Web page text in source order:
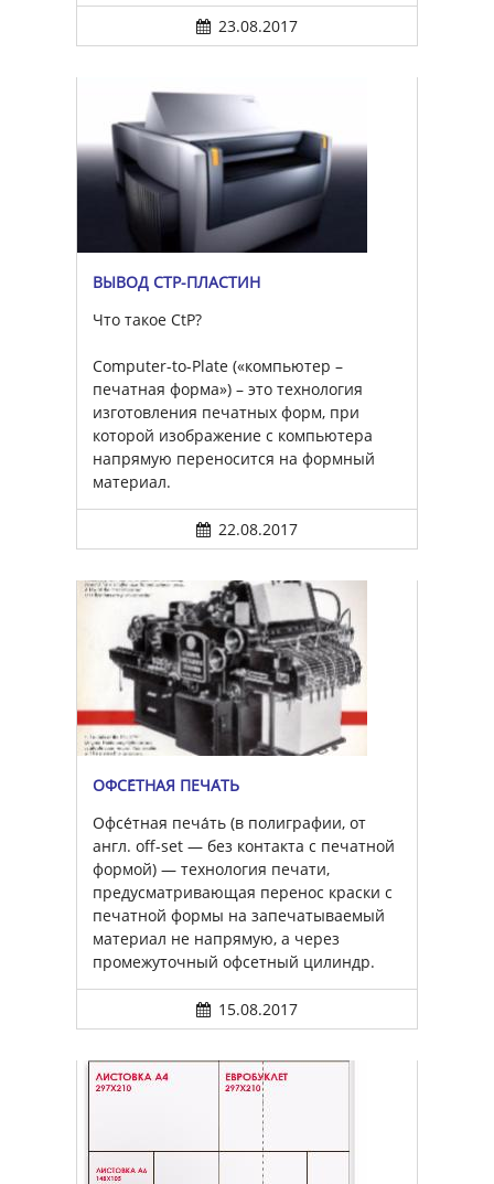
23.08.2017
ВЫВОД CTP-ПЛАСТИН
Что такое CtP?
Computer-to-Plate («компьютер –
печатная форма») – это технология
изготовления печатных форм, при
которой изображение с компьютера
напрямую переносится на формный
материал.
22.08.2017
ОФСЕ́ТНАЯ ПЕЧА́ТЬ
Офсе́тная печа́ть (в полиграфии, от
англ. off-set — без контакта с печатной
формой) — технология печати,
предусматривающая перенос краски с
печатной формы на запечатываемый
материал не напрямую, а через
промежуточный офсетный цилиндр.
15.08.2017